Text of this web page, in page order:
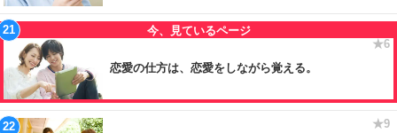
恋愛の仕方は、恋愛をしながら覚える。